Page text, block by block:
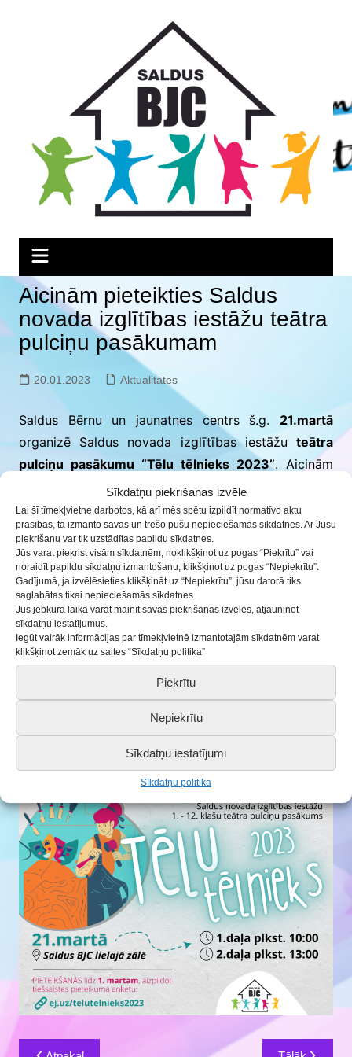
Sīkdatņu piekrišanas izvēle
Lai šī tīmekļvietne darbotos, kā arī mēs spētu izpildīt normatīvo aktu
prasības, tā izmanto savas un trešo pušu nepieciešamās sīkdatnes. Ar Jūsu
piekrišanu var tik uzstādītas papildu sīkdatnes.
Jūs varat piekrist visām sīkdatnēm, noklikšķinot uz pogas “Piekrītu” vai
noraidīt papildu sīkdatņu izmantošanu, klikšķinot uz pogas “Nepiekrītu”.
Gadījumā, ja izvēlēsieties klikšķināt uz “Nepiekrītu”, jūsu datorā tiks
saglabātas tikai nepieciešamās sīkdatnes.
Jūs jebkurā laikā varat mainīt savas piekrišanas izvēles, atjauninot
sīkdatņu iestatījumus.
Iegūt vairāk informācijas par tīmekļvietnē izmantotajām sīkdatnēm varat
klikšķinot zemāk uz saites “Sīkdatņu politika”
Piekrītu
Nepiekrītu
Sīkdatņu iestatījumi
Sīkdatņu politika
Aicinām pieteikties Saldus
novada izglītības iestāžu teātra
pulciņu pasākumam
20.01.2023 Aktualitātes
Saldus Bērnu un jaunatnes centrs š.g. 21.martā
organizē Saldus novada izglītības iestāžuteātra
pulciņu pasākumu “Tēlu tēlnieks 2023”. Aicinām
piedalīties ikvienu teātra pulciņu, lai kopīgi satiktos,
viens otru iepazītu un dotu iespēju sevi parādīt
plašākai publikai.
Pasākums paredzēts divās daļās:
1.daļa no plkst. 10:00;
2.daļa no plkst. 13:00.
Aicinām aizpildīt pieteikuma anketu līdz2023. gada
ej.uz/telutelnieks2023
nolikumā.
Ziņu